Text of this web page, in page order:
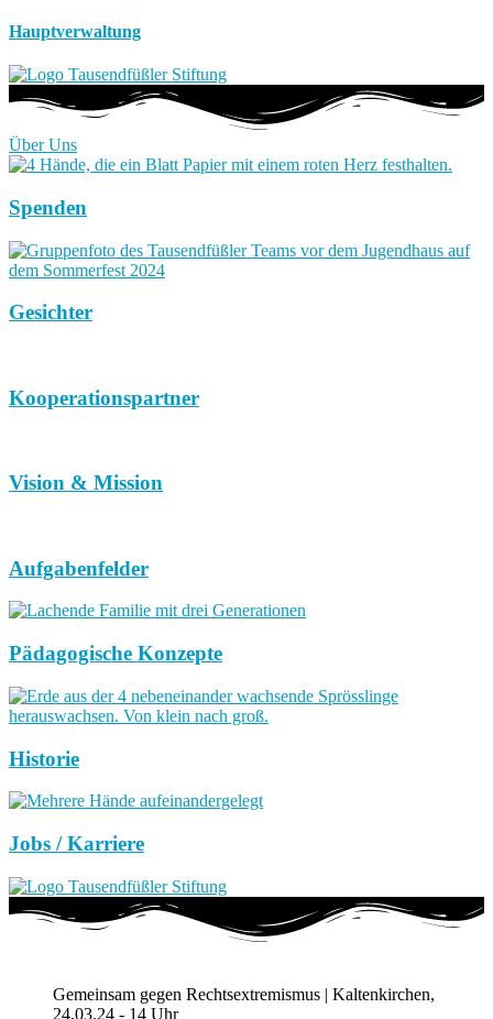
Hauptverwaltung
Über Uns
Spenden
Gesichter
Kooperationspartner
Vision & Mission
Aufgabenfelder
Pädagogische Konzepte
Historie
Jobs / Karriere
Gemeinsam gegen Rechtsextremismus | Kaltenkirchen,
24.03.24 - 14 Uhr